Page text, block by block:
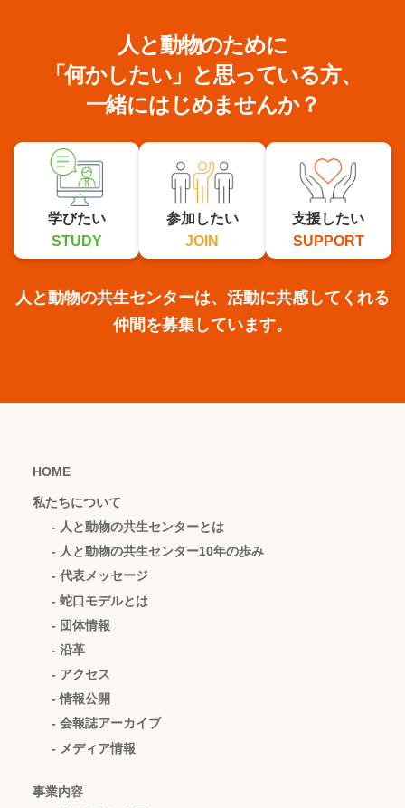
人と動物のために
「何かしたい」と思っている方、
一緒にはじめませんか？
学びたい
STUDY
参加したい
JOIN
支援したい
SUPPORT
人と動物の共生センターは、活動に共感してくれる
仲間を募集しています。
HOME
私たちについて
- 人と動物の共生センターとは
- 人と動物の共生センター10年の歩み
- 代表メッセージ
- 蛇口モデルとは
- 団体情報
- 沿革
- アクセス
- 情報公開
- 会報誌アーカイブ
- メディア情報
事業内容